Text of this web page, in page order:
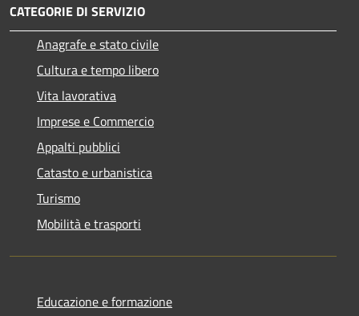
CATEGORIE DI SERVIZIO
Anagrafe e stato civile
Cultura e tempo libero
Vita lavorativa
Imprese e Commercio
Appalti pubblici
Catasto e urbanistica
Turismo
Mobilità e trasporti
Educazione e formazione